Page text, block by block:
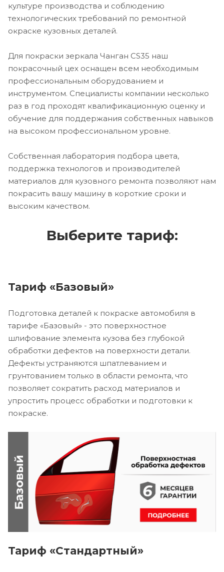
культуре производства и соблюдению
технологических требований по ремонтной
окраске кузовных деталей.
Для покраски зеркала Чанган CS35 наш
покрасочный цех оснащен всем необходимым
профессиональным оборудованием и
инструментом. Специалисты компании несколько
раз в год проходят квалификационную оценку и
обучение для поддержания собственных навыков
на высоком профессиональном уровне.
Собственная лаборатория подбора цвета,
поддержка технологов и производителей
материалов для кузовного ремонта позволяют нам
покрасить вашу машину в короткие сроки и
высоким качеством.
Выберите тариф:
Тариф «Базовый»
Подготовка деталей к покраске автомобиля в
тарифе «Базовый» - это поверхностное
шлифование элемента кузова без глубокой
обработки дефектов на поверхности детали.
Дефекты устраняются шпатлеванием и
грунтованием только в области ремонта, что
позволяет сократить расход материалов и
упростить процесс обработки и подготовки к
покраске.
Тариф «Стандартный»